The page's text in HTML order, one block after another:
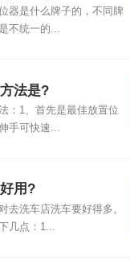
器是什么牌子的，不同牌
不统一的...
法是?
：1、首先是最佳放置位
手可快速...
用?
去洗车店洗车要好得多。
几点：1...